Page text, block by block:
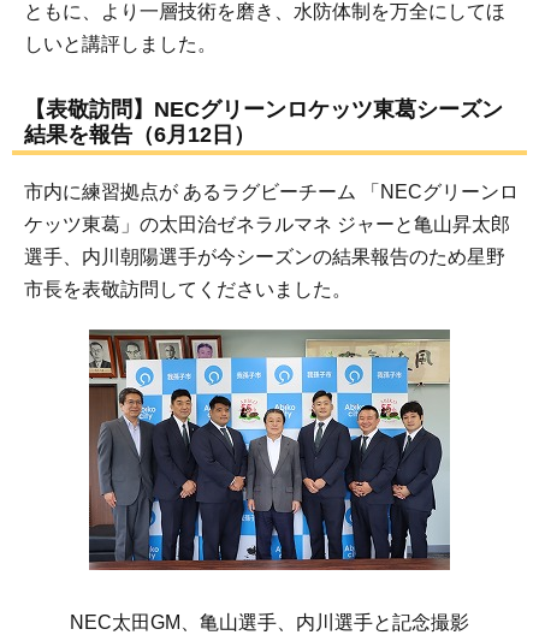
ともに、より一層技術を磨き、水防体制を万全にしてほ
しいと講評しました。
【表敬訪問】NECグリーンロケッツ東葛シーズン
結果を報告（6月12日）
市内に練習拠点が あるラグビーチーム 「NECグリーンロ
ケッツ東葛」の太田治ゼネラルマネ ジャーと亀山昇太郎
選手、内川朝陽選手が今シーズンの結果報告のため星野
市長を表敬訪問してくださいました。
NEC太田GM、亀山選手、内川選手と記念撮影